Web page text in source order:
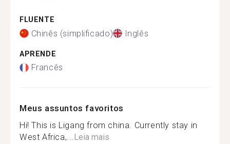
FLUENTE
Chinês (simplificado) Inglês
APRENDE
Francês
Meus assuntos favoritos
Hi! This is Ligang from china. Currently stay in
West Africa,...Leia mais